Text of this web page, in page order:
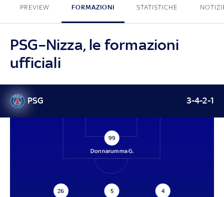
PREVIEW FORMAZIONI STATISTICHE
PSG–Nizza, le formazioni
ufficiali
PSG 3-4-2-1
99
Donnarumma G.
26
5
4